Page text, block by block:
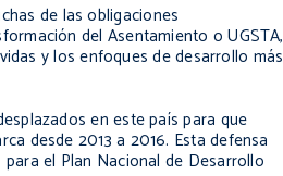
de las obligaciones
del Asentamiento o UGSTA,
y los enfoques de desarrollo más
en este país para que
desde 2013 a 2016. Esta defensa
el Plan Nacional de Desarrollo